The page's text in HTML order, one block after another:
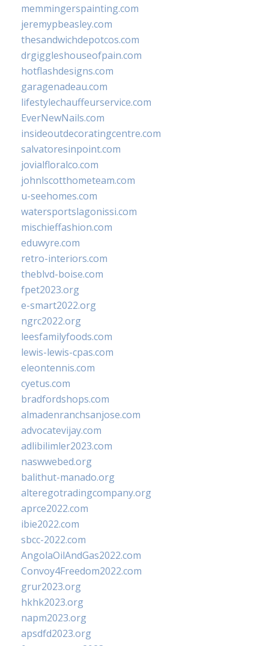
memmingerspainting.com
jeremypbeasley.com
thesandwichdepotcos.com
drgiggleshouseofpain.com
hotflashdesigns.com
garagenadeau.com
lifestylechauffeurservice.com
EverNewNails.com
insideoutdecoratingcentre.com
salvatoresinpoint.com
jovialfloralco.com
johnlscotthometeam.com
u-seehomes.com
watersportslagonissi.com
mischieffashion.com
eduwyre.com
retro-interiors.com
theblvd-boise.com
fpet2023.org
e-smart2022.org
ngrc2022.org
leesfamilyfoods.com
lewis-lewis-cpas.com
eleontennis.com
cyetus.com
bradfordshops.com
almadenranchsanjose.com
advocatevijay.com
adlibilimler2023.com
naswwebed.org
balithut-manado.org
alteregotradingcompany.org
aprce2022.com
ibie2022.com
sbcc-2022.com
AngolaOilAndGas2022.com
Convoy4Freedom2022.com
grur2023.org
hkhk2023.org
napm2023.org
apsdfd2023.org